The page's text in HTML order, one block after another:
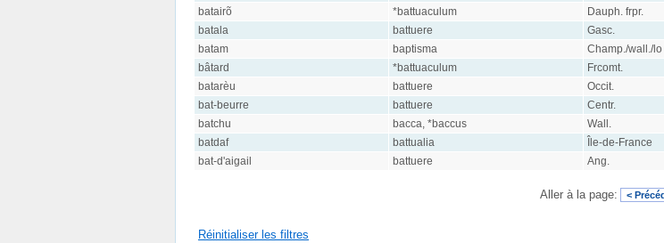
batairõ
*battuaculum Dauph. frpr.
batala
battuere Gasc.
batam
baptisma Champ./wall./lo
bâtard
*battuaculum Frcomt.
batarèu
battuere Occit.
bat-beurre
battuere Centr.
batchu
bacca, *baccus Wall.
batdaf
battualia Île-de-France
bat-d'aigail
battuere Ang.
Aller à la page: <
Réinitialiser les filtres